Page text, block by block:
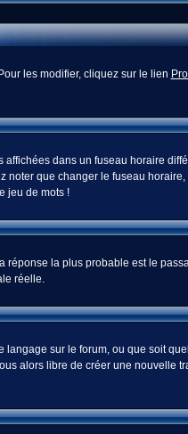
les modifier, cliquez sur le lien
dans un fuseau horaire
que changer le fuseau
jeu de mots !
la plus probable est le
réelle.
sur le forum, ou que soit
alors libre de créer une